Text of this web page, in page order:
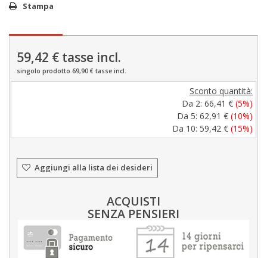
Stampa
59,42 € tasse incl.
singolo prodotto 69,90 € tasse incl.
Sconto quantità:
Da 2: 66,41 € (5%)
Da 5: 62,91 € (10%)
Da 10: 59,42 € (15%)
Aggiungi alla lista dei desideri
ACQUISTI
SENZA PENSIERI